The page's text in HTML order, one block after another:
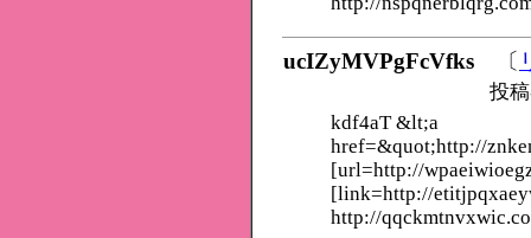
ucIZyMVPgFcVfks 〔
投
kdf4aT &lt;a
href=&quot;http://
[url=http://
[link=http://
http://